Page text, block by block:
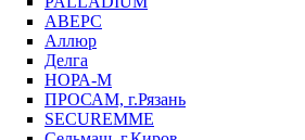
АВЕРС
Аллюр
Делга
НОРА-М
ПРОСАМ, г.Рязань
SECUREMME